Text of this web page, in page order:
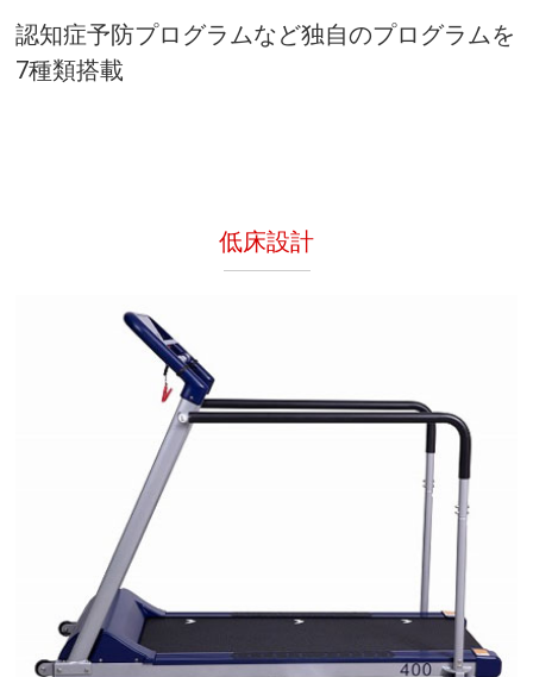
認知症予防プログラムなど独自のプログラムを
7種類搭載
低床設計